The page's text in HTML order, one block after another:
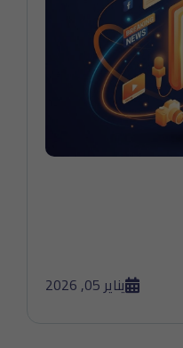
يناير 05, 2026